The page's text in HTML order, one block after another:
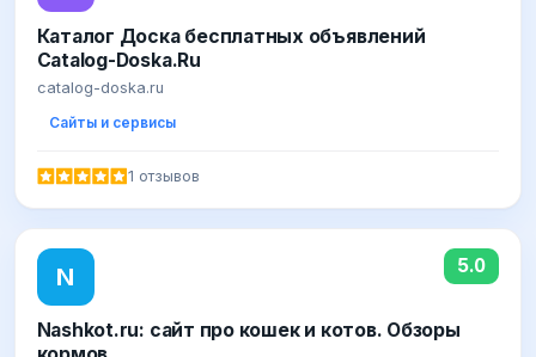
Каталог Доска бесплатных объявлений
Catalog-Doska.Ru
catalog-doska.ru
Сайты и сервисы
1 отзывов
N 5.0
Nashkot.ru: сайт про кошек и котов. Обзоры